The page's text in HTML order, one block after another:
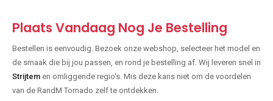
Plaats Vandaag Nog Je Bestelling
Bestellen is eenvoudig. Bezoek onze webshop, selecteer het model en
de smaak die bij jou passen, en rond je bestelling af. Wij leveren snel in
Strijtem en omliggende regio's. Mis deze kans niet om de voordelen
van de RandM Tornado zelf te ontdekken.